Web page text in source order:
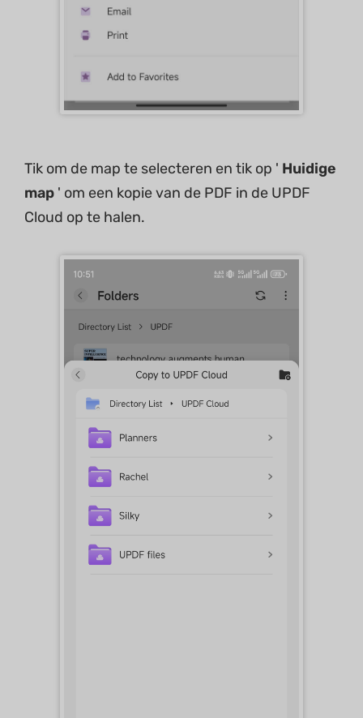
Tik om de map te selecteren en tik op ' Huidige
map ' om een kopie van de PDF in de UPDF
Cloud op te halen.